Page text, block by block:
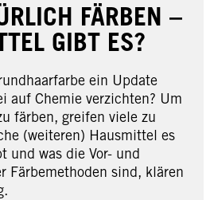
FÄRBEN –
GIBT ES?
ein Update
auf Chemie verzichten? Um
färben, greifen viele zu
(weiteren) Hausmittel es
und was die Vor- und
Färbemethoden sind, klären